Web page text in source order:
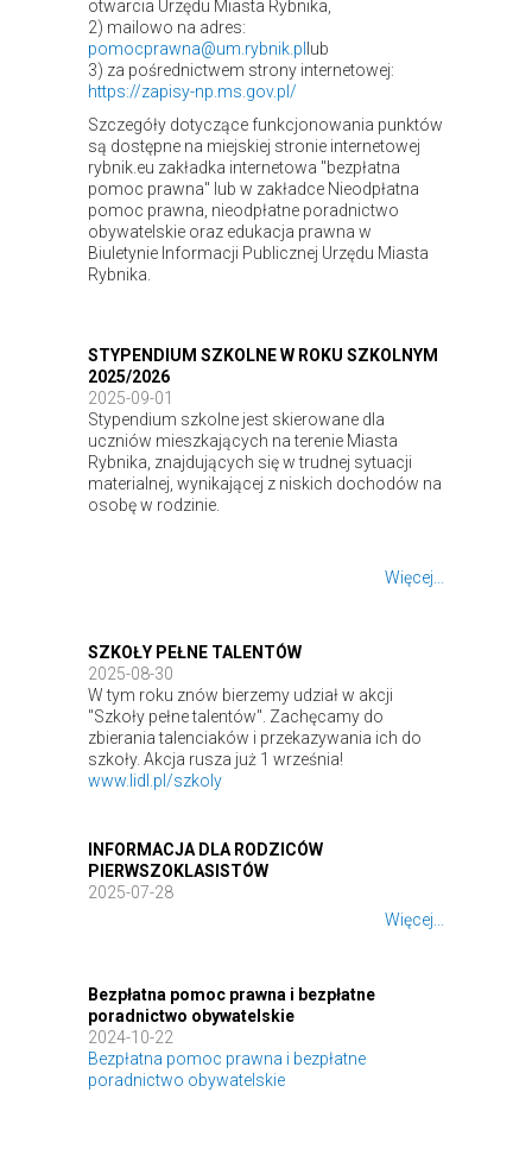
otwarcia Urzędu Miasta Rybnika,
2) mailowo na adres:
pomocprawna@um.rybnik.pl lub
3) za pośrednictwem strony internetowej:
https://zapisy-np.ms.gov.pl/
Szczegóły dotyczące funkcjonowania punktów
są dostępne na miejskiej stronie internetowej
rybnik.eu zakładka internetowa "bezpłatna
pomoc prawna" lub w zakładce Nieodpłatna
pomoc prawna, nieodpłatne poradnictwo
obywatelskie oraz edukacja prawna w
Biuletynie Informacji Publicznej Urzędu Miasta
Rybnika.
STYPENDIUM SZKOLNE W ROKU SZKOLNYM
2025/2026
2025-09-01
Stypendium szkolne jest skierowane dla
uczniów mieszkających na terenie Miasta
Rybnika, znajdujących się w trudnej sytuacji
materialnej, wynikającej z niskich dochodów na
osobę w rodzinie.
Więcej...
SZKOŁY PEŁNE TALENTÓW
2025-08-30
W tym roku znów bierzemy udział w akcji
"Szkoły pełne talentów". Zachęcamy do
zbierania talenciaków i przekazywania ich do
szkoły. Akcja rusza już 1 września!
www.lidl.pl/szkoly
INFORMACJA DLA RODZICÓW
PIERWSZOKLASISTÓW
2025-07-28
Więcej...
Bezpłatna pomoc prawna i bezpłatne
poradnictwo obywatelskie
2024-10-22
Bezpłatna pomoc prawna i bezpłatne
poradnictwo obywatelskie